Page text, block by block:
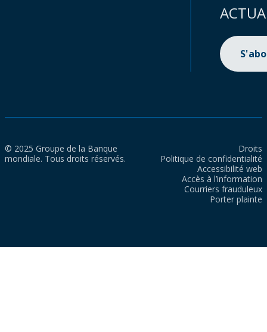
© 2025 Groupe de la Banque
mondiale. Tous droits réservés.
Droits
Politique de confidentialité
Accessibilité web
Accès à l’information
Courriers frauduleux
Porter plainte